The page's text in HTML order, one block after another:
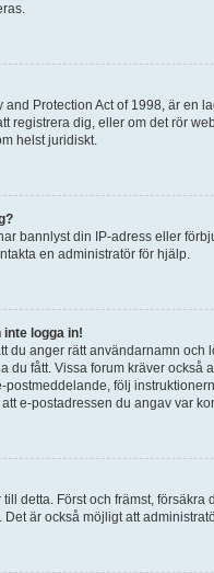
Protection Act of 1998, är en
registrera dig, eller om det rör
helst juridiskt.
bannlyst din IP-adress eller
en administratör för hjälp.
logga in!
du anger rätt användarnamn
du fått. Vissa forum kräver
postmeddelande, följ
e-postadressen du angav var
detta. Först och främst,
är också möjligt att